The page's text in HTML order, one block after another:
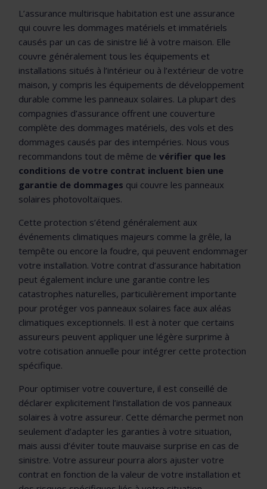
L’assurance multirisque habitation est une assurance
qui couvre les dommages matériels et immatériels
causés par un cas de sinistre lié à votre maison. Elle
couvre généralement tous les équipements et
installations situés à l’intérieur ou à l’extérieur de votre
maison, y compris les équipements de développement
durable comme les panneaux solaires. La plupart des
compagnies d’assurance offrent une couverture
complète des dommages matériels, des vols et des
dommages causés par des intempéries. Nous vous
recommandons tout de même devérifier que les
conditions de votre contrat incluent bien une
garantie de dommages qui couvre les panneaux
solaires photovoltaïques.
Cette protection s’étend généralement aux
événements climatiques majeurs comme la grêle, la
tempête ou encore la foudre, qui peuvent endommager
votre installation. Votre contrat d’assurance habitation
peut également inclure une garantie contre les
catastrophes naturelles, particulièrement importante
pour protéger vos panneaux solaires face aux aléas
climatiques exceptionnels. Il est à noter que certains
assureurs peuvent appliquer une légère surprime à
votre cotisation annuelle pour intégrer cette protection
spécifique.
Pour optimiser votre couverture, il est conseillé de
déclarer explicitement l’installation de vos panneaux
solaires à votre assureur. Cette démarche permet non
seulement d’adapter les garanties à votre situation,
mais aussi d’éviter toute mauvaise surprise en cas de
sinistre. Votre assureur pourra alors ajuster votre
contrat en fonction de la valeur de votre installation et